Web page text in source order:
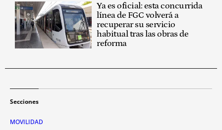
Ya es oficial: esta concurrida
línea de FGC volverá a
recuperar su servicio
habitual tras las obras de
reforma
Secciones
MOVILIDAD